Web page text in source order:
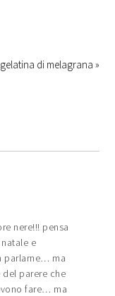
di melagrana »
nere!!! pensa
e
parlarne… ma
parere che
fare… ma